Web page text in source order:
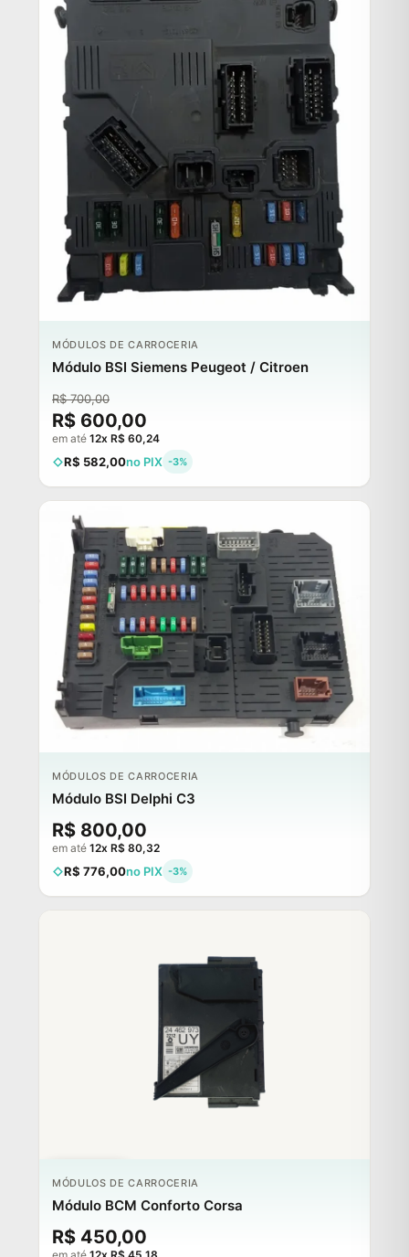
MÓDULOS DE CARROCERIA
Módulo BSI Siemens Peugeot / Citroen
R$ 700,00
R$ 600,00
em até 12x R$ 60,24
R$ 582,00no PIX -3%
MÓDULOS DE CARROCERIA
Módulo BSI Delphi C3
R$ 800,00
em até 12x R$ 80,32
R$ 776,00no PIX -3%
ESGOTADO
MÓDULOS DE CARROCERIA
Módulo BCM Conforto Corsa
R$ 450,00